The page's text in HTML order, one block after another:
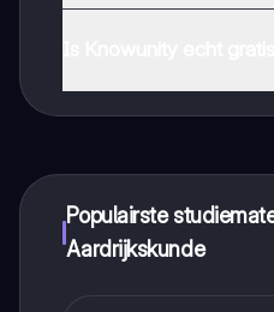
Populairste
Aardrijkskunde